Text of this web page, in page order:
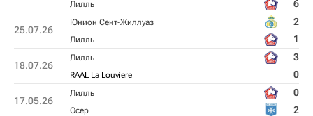
Лилль 6
25.07.26
Юнион Сент-Жиллуаз 2
Лилль 1
18.07.26
Лилль 3
RAAL La Louviere 0
17.05.26
Лилль 0
Осер 2